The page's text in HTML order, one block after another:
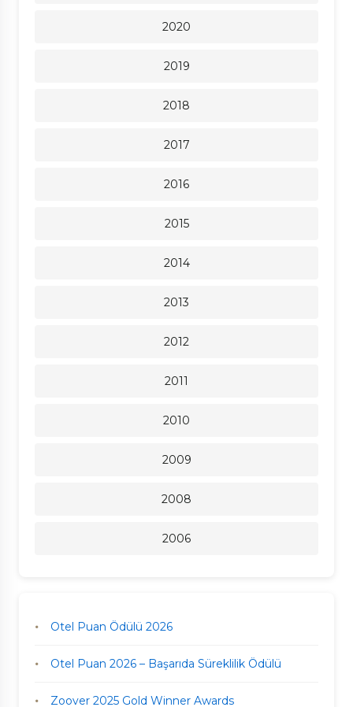
2020
2019
2018
2017
2016
2015
2014
2013
2012
2011
2010
2009
2008
2006
Otel Puan Ödülü 2026
Otel Puan 2026 – Başarıda Süreklilik Ödülü
Zoover 2025 Gold Winner Awards